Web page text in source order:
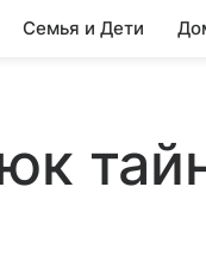
Семья и Дети